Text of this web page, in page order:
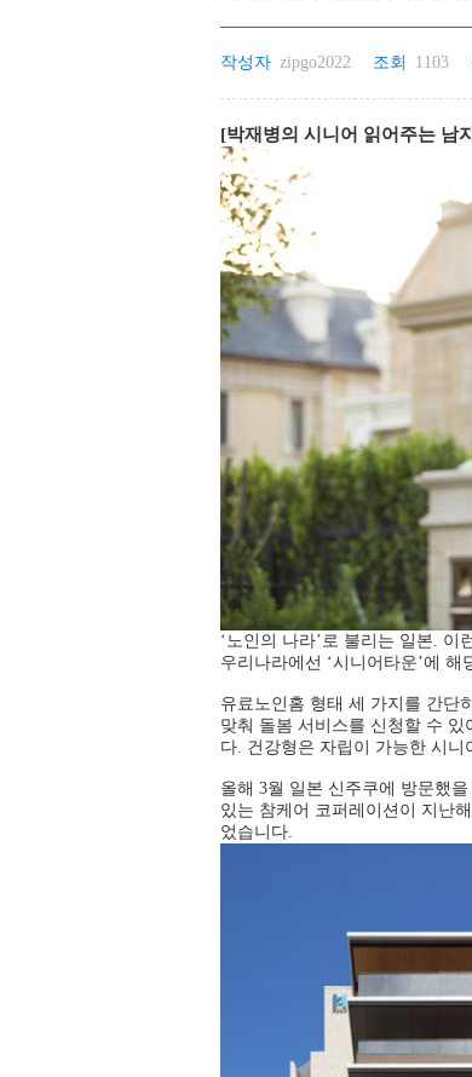
작성자 zipgo2022 조회 1103
[박재병의 시니어 읽어주는 남
‘노인의 나라’로 불리는 일본.
우리나라에선 ‘시니어타운’에
유료노인홈 형태 세 가지를 간단
맞춰 돌봄 서비스를 신청할 수 있
다. 건강형은 자립이 가능한 시
올해 3월 일본 신주쿠에 방문했
있는 참케어 코퍼레이션이 지난
었습니다.